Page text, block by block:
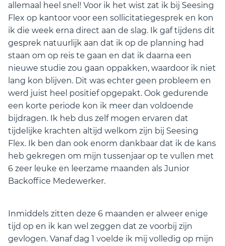
allemaal heel snel! Voor ik het wist zat ik bij Seesing
Flex op kantoor voor een sollicitatiegesprek en kon
ik die week erna direct aan de slag. Ik gaf tijdens dit
gesprek natuurlijk aan dat ik op de planning had
staan om op reis te gaan en dat ik daarna een
nieuwe studie zou gaan oppakken, waardoor ik niet
lang kon blijven. Dit was echter geen probleem en
werd juist heel positief opgepakt. Ook gedurende
een korte periode kon ik meer dan voldoende
bijdragen. Ik heb dus zelf mogen ervaren dat
tijdelijke krachten altijd welkom zijn bij Seesing
Flex. Ik ben dan ook enorm dankbaar dat ik de kans
heb gekregen om mijn tussenjaar op te vullen met
6 zeer leuke en leerzame maanden als Junior
Backoffice Medewerker.
Inmiddels zitten deze 6 maanden er alweer enige
tijd op en ik kan wel zeggen dat ze voorbij zijn
gevlogen. Vanaf dag 1 voelde ik mij volledig op mijn